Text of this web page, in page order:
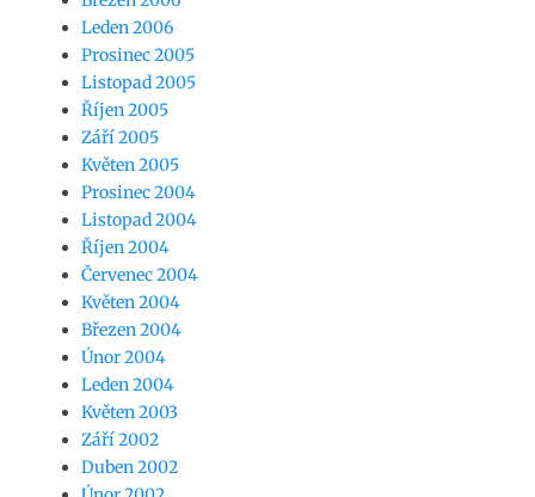
Leden 2006
Prosinec 2005
Listopad 2005
Říjen 2005
Září 2005
Květen 2005
Prosinec 2004
Listopad 2004
Říjen 2004
Červenec 2004
Květen 2004
Březen 2004
Únor 2004
Leden 2004
Květen 2003
Září 2002
Duben 2002